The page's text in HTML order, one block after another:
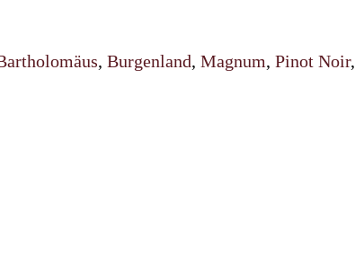
, Burgenland, Magnum, Pinot Noir,